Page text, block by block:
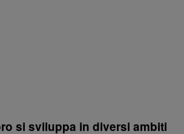
si sviluppa in diversi ambiti